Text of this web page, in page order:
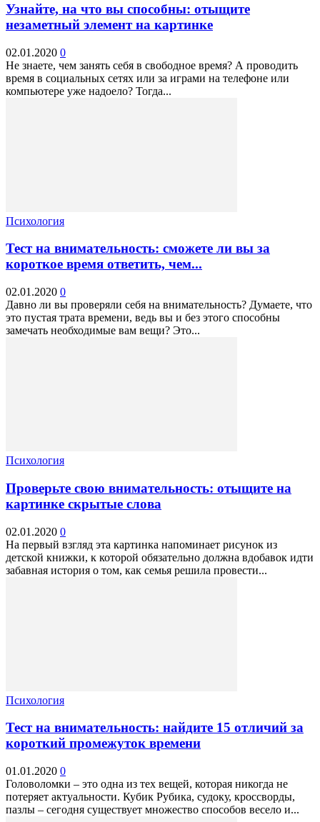
Узнайте, на что вы способны: отыщите
незаметный элемент на картинке
02.01.2020 0
Не знаете, чем занять себя в свободное время? А проводить
время в социальных сетях или за играми на телефоне или
компьютере уже надоело? Тогда...
Психология
Тест на внимательность: сможете ли вы за
короткое время ответить, чем...
02.01.2020 0
Давно ли вы проверяли себя на внимательность? Думаете, что
это пустая трата времени, ведь вы и без этого способны
замечать необходимые вам вещи? Это...
Психология
Проверьте свою внимательность: отыщите на
картинке скрытые слова
02.01.2020 0
На первый взгляд эта картинка напоминает рисунок из
детской книжки, к которой обязательно должна вдобавок идти
забавная история о том, как семья решила провести...
Психология
Тест на внимательность: найдите 15 отличий за
короткий промежуток времени
01.01.2020 0
Головоломки – это одна из тех вещей, которая никогда не
потеряет актуальности. Кубик Рубика, судоку, кроссворды,
пазлы – сегодня существует множество способов весело и...